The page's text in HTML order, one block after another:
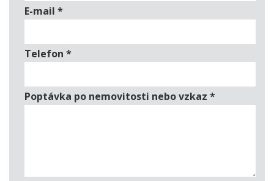
E-mail *
Telefon *
Poptávka po nemovitosti nebo vzkaz *